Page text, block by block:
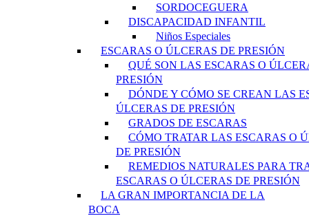
SORDOCEGUERA
DISCAPACIDAD INFANTIL
Niños Especiales
ESCARAS O ÚLCERAS DE PRESIÓN
QUÉ SON LAS ESCARAS O
PRESIÓN
DÓNDE Y CÓMO SE CREAN LAS
ÚLCERAS DE PRESIÓN
GRADOS DE ESCARAS
CÓMO TRATAR LAS ESCARAS O
DE PRESIÓN
REMEDIOS NATURALES PARA
ESCARAS O ÚLCERAS DE PRESIÓN
LA GRAN IMPORTANCIA DE LA
BOCA